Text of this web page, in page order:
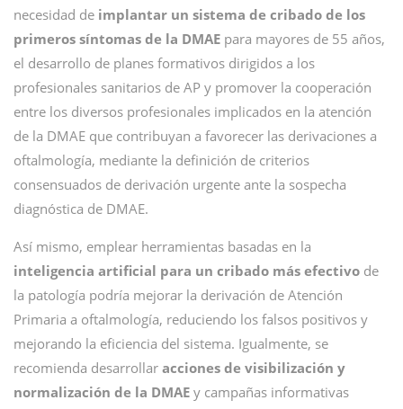
necesidad de implantar un sistema de cribado de los
primeros síntomas de la DMAE para mayores de 55 años,
el desarrollo de planes formativos dirigidos a los
profesionales sanitarios de AP y promover la cooperación
entre los diversos profesionales implicados en la atención
de la DMAE que contribuyan a favorecer las derivaciones a
oftalmología, mediante la definición de criterios
consensuados de derivación urgente ante la sospecha
diagnóstica de DMAE.
Así mismo, emplear herramientas basadas en la
inteligencia artificial para un cribado más efectivo de
la patología podría mejorar la derivación de Atención
Primaria a oftalmología, reduciendo los falsos positivos y
mejorando la eficiencia del sistema. Igualmente, se
recomienda desarrollar acciones de visibilización y
normalización de la DMAE y campañas informativas